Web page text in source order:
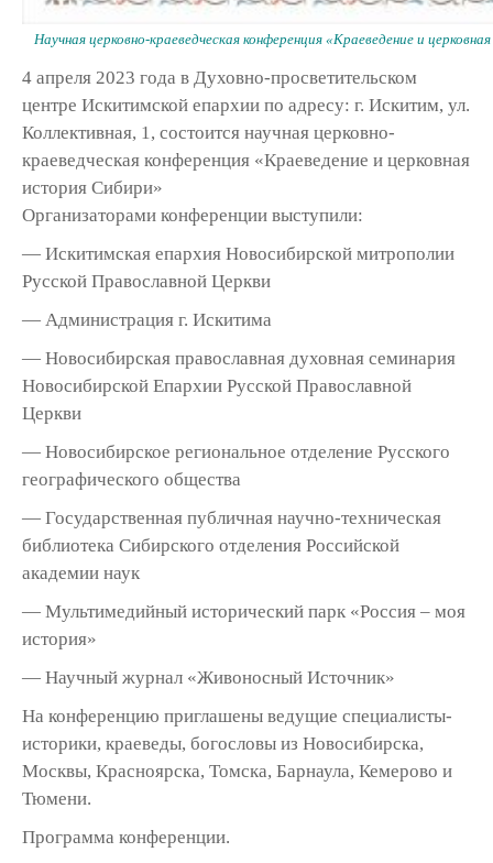
Научная церковно-краеведческая конференция «Краеведение и
4 апреля 2023 года в Духовно-просветительском
центре Искитимской епархии по адресу: г. Искитим, ул.
Коллективная, 1, состоится научная церковно-
краеведческая конференция «Краеведение и церковная
история Сибири»
Организаторами конференции выступили:
— Искитимская епархия Новосибирской митрополии
Русской Православной Церкви
— Администрация г. Искитима
— Новосибирская православная духовная семинария
Новосибирской Епархии Русской Православной
Церкви
— Новосибирское региональное отделение Русского
географического общества
— Государственная публичная научно-техническая
библиотека Сибирского отделения Российской
академии наук
— Мультимедийный исторический парк «Россия – моя
история»
— Научный журнал «Живоносный Источник»
На конференцию приглашены ведущие специалисты-
историки, краеведы, богословы из Новосибирска,
Москвы, Красноярска, Томска, Барнаула, Кемерово и
Тюмени.
Программа конференции.